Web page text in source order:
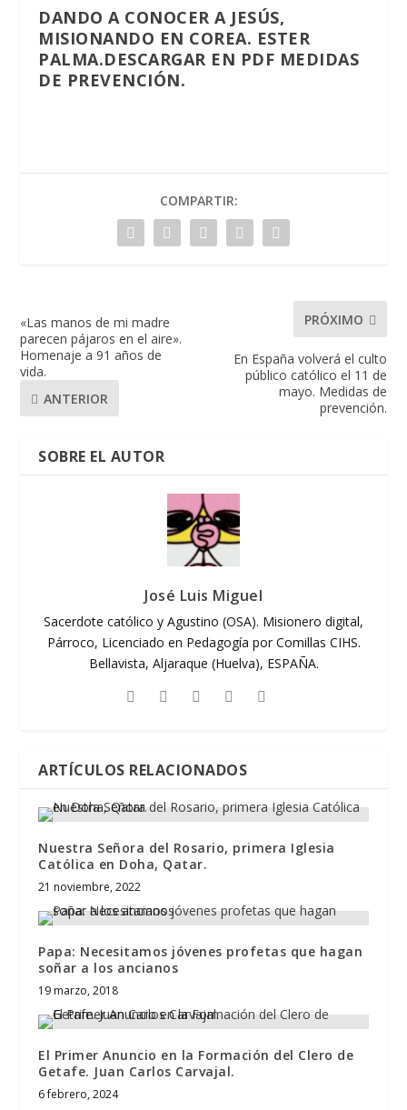
DANDO A CONOCER A JESÚS,
MISIONANDO EN COREA. ESTER
PALMA.DESCARGAR EN PDF MEDIDAS
DE PREVENCIÓN.
COMPARTIR:
«Las manos de mi madre
parecen pájaros en el aire».
Homenaje a 91 años de
vida.
ANTERIOR
PRÓXIMO
En España volverá el culto
público católico el 11 de
mayo. Medidas de
prevención.
SOBRE EL AUTOR
José Luis Miguel
Sacerdote católico y Agustino (OSA). Misionero digital,
Párroco, Licenciado en Pedagogía por Comillas CIHS.
Bellavista, Aljaraque (Huelva), ESPAÑA.
ARTÍCULOS RELACIONADOS
Nuestra Señora del Rosario, primera Iglesia
Católica en Doha, Qatar.
21 noviembre, 2022
Papa: Necesitamos jóvenes profetas que hagan
soñar a los ancianos
19 marzo, 2018
El Primer Anuncio en la Formación del Clero de
Getafe. Juan Carlos Carvajal.
6 febrero, 2024